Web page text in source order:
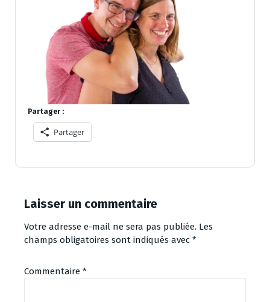
Partager :
Partager
Laisser un commentaire
Votre adresse e-mail ne sera pas publiée. Les
champs obligatoires sont indiqués avec *
Commentaire *